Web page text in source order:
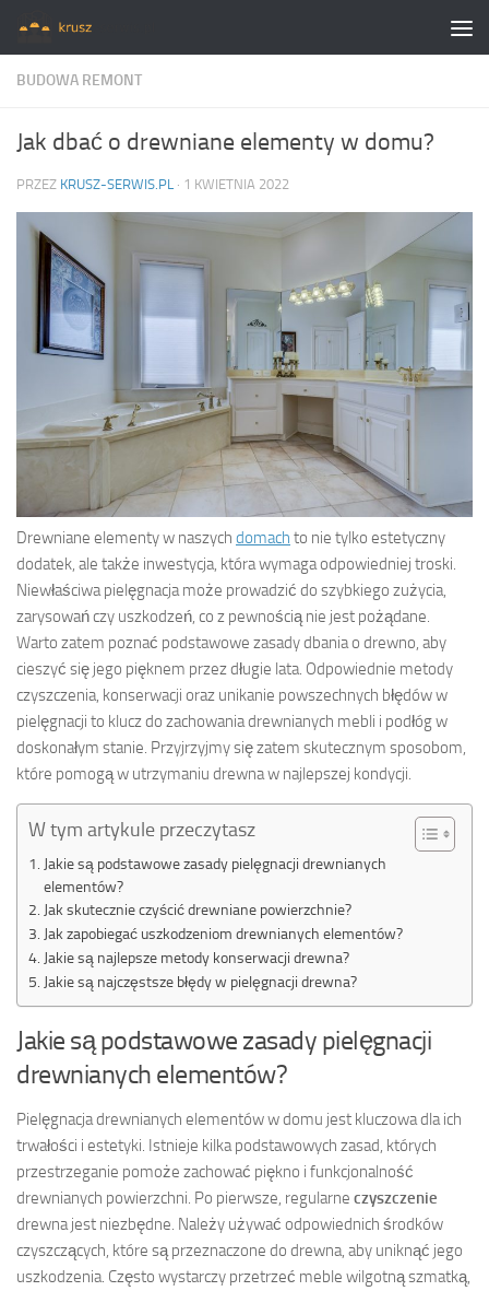
Skip to content
BUDOWA REMONT
Jak dbać o drewniane elementy w domu?
PRZEZ KRUSZ-SERWIS.PL · 1 KWIETNIA 2022
Drewniane elementy w naszych domach to nie tylko estetyczny
dodatek, ale także inwestycja, która wymaga odpowiedniej troski.
Niewłaściwa pielęgnacja może prowadzić do szybkiego zużycia,
zarysowań czy uszkodzeń, co z pewnością nie jest pożądane.
Warto zatem poznać podstawowe zasady dbania o drewno, aby
cieszyć się jego pięknem przez długie lata. Odpowiednie metody
czyszczenia, konserwacji oraz unikanie powszechnych błędów w
pielęgnacji to klucz do zachowania drewnianych mebli i podłóg w
doskonałym stanie. Przyjrzyjmy się zatem skutecznym sposobom,
które pomogą w utrzymaniu drewna w najlepszej kondycji.
W tym artykule przeczytasz
Jakie są podstawowe zasady pielęgnacji drewnianych
elementów?
Jak skutecznie czyścić drewniane powierzchnie?
Jak zapobiegać uszkodzeniom drewnianych elementów?
Jakie są najlepsze metody konserwacji drewna?
Jakie są najczęstsze błędy w pielęgnacji drewna?
Jakie są podstawowe zasady pielęgnacji
drewnianych elementów?
Pielęgnacja drewnianych elementów w domu jest kluczowa dla ich
trwałości i estetyki. Istnieje kilka podstawowych zasad, których
przestrzeganie pomoże zachować piękno i funkcjonalność
drewnianych powierzchni. Po pierwsze, regularne czyszczenie
drewna jest niezbędne. Należy używać odpowiednich środków
czyszczących, które są przeznaczone do drewna, aby uniknąć jego
uszkodzenia. Często wystarczy przetrzeć meble wilgotną szmatką,